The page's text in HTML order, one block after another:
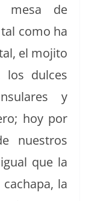
mesa de
como ha
el moji­to
los dul­ces
y
hoy por
nue­stros
que la
la